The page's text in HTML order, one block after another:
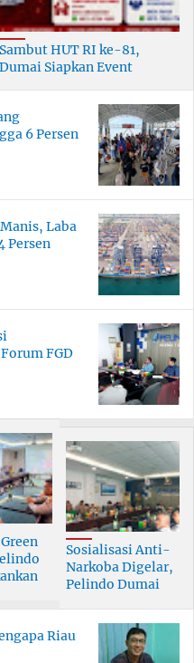
Sambut HUT RI ke-81,
Dumai Siapkan Event
6 Persen
Laba
Persen
FGD
Sosialisasi Anti-
Narkoba Digelar,
Pelindo Dumai
Riau